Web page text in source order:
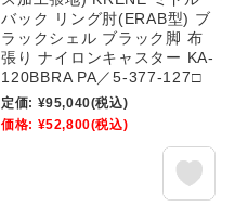
バック リング肘(ERAB型) ブ
ラックシェル ブラック脚 布
張り ナイロンキャスター KA-
120BBRA PA／5-377-127□
定価: ¥95,040(税込)
価格: ¥52,800(税込)